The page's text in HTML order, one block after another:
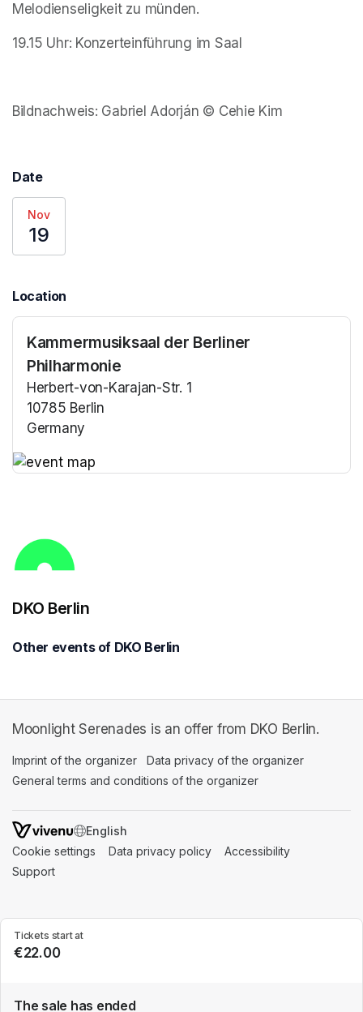
Melodienseligkeit zu münden.
19.15 Uhr: Konzerteinführung im Saal
Bildnachweis: Gabriel Adorján © Cehie Kim
Date
Nov
19
Location
Kammermusiksaal der Berliner
Philharmonie
Herbert-von-Karajan-Str. 1
10785 Berlin
Germany
Tickets start at
€22.00
The sale has ended
DKO Berlin
Other events of DKO Berlin
Moonlight Serenades is an offer from DKO Berlin.
Imprint of the organizer (opens in a new tab)
Data privacy of the organizer
General terms and conditions of the organizer
SWITCH LANGUAGE
Cookie settings (opens in a new tab)
Data privacy policy (opens in a new tab)
Accessibility
Support